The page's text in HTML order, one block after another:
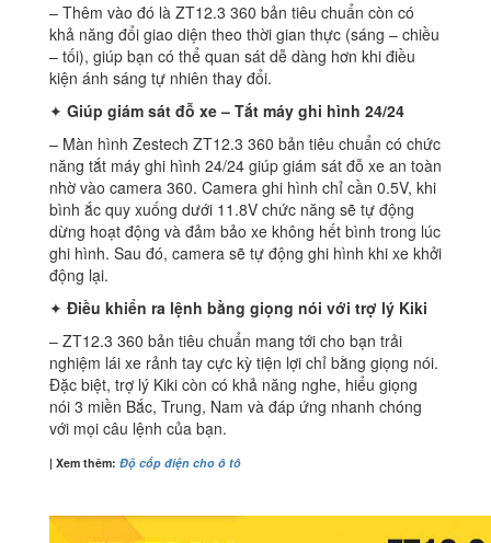
– Thêm vào đó là ZT12.3 360 bản tiêu chuẩn còn có
khả năng đổi giao diện theo thời gian thực (sáng – chiều
– tối), giúp bạn có thể quan sát dễ dàng hơn khi điều
kiện ánh sáng tự nhiên thay đổi.
✦ Giúp giám sát đỗ xe – Tắt máy ghi hình 24/24
– Màn hình Zestech ZT12.3 360 bản tiêu chuẩn có chức
năng tắt máy ghi hình 24/24 giúp giám sát đỗ xe an toàn
nhờ vào camera 360. Camera ghi hình chỉ cần 0.5V, khi
bình ắc quy xuống dưới 11.8V chức năng sẽ tự động
dừng hoạt động và đảm bảo xe không hết bình trong lúc
ghi hình. Sau đó, camera sẽ tự động ghi hình khi xe khởi
động lại.
✦ Điều khiển ra lệnh bằng giọng nói với trợ lý Kiki
– ZT12.3 360 bản tiêu chuẩn mang tới cho bạn trải
nghiệm lái xe rảnh tay cực kỳ tiện lợi chỉ bằng giọng nói.
Đặc biệt, trợ lý Kiki còn có khả năng nghe, hiểu giọng
nói 3 miền Bắc, Trung, Nam và đáp ứng nhanh chóng
với mọi câu lệnh của bạn.
| Xem thêm: Độ cốp điện cho ô tô